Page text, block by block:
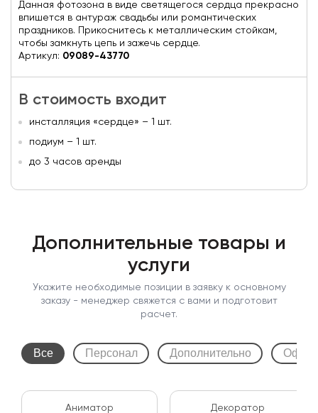
Данная фотозона в виде светящегося сердца прекрасно
впишется в антураж свадьбы или романтических
праздников. Прикоснитесь к металлическим стойкам,
чтобы замкнуть цепь и зажечь сердце.
Артикул: 09089-43770
В стоимость входит
инсталляция «сердце» – 1 шт.
подиум – 1 шт.
до 3 часов аренды
Дополнительные товары и
услуги
Укажите необходимые позиции в заявку к основному
заказу - менеджер свяжется с вами и подготовит
расчет.
Все Персонал Дополнительно
Аниматор Декоратор